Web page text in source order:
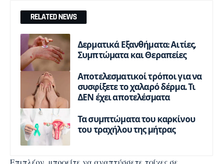
RELATED NEWS
Δερματικά Εξανθήματα: Αιτίες,
Συμπτώματα και Θεραπείες
Αποτελεσματικοί τρόποι για να
συσφίξετε το χαλαρό δέρμα. Τι
ΔΕΝ έχει αποτελέσματα
Τα συμπτώματα του καρκίνου
του τραχήλου της μήτρας